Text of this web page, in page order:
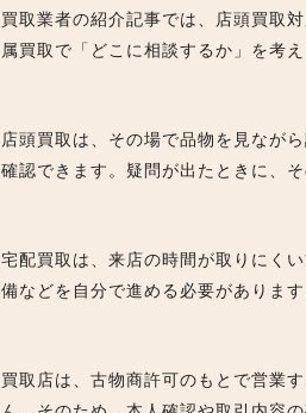
買取業者の紹介記事では、店頭買取
属買取で「どこに相談するか」を考
店頭買取は、その場で品物を見なが
確認できます。疑問が出たときに、
宅配買取は、来店の時間が取りにく
備などを自分で進める必要がありま
買取店は、古物商許可のもとで営業